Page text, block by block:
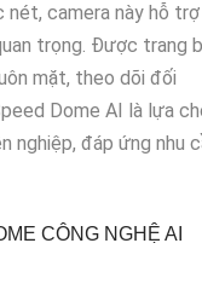
nét, camera này hỗ trợ
trọng. Được trang
mặt, theo dõi đối
Dome AI là lựa
nghiệp, đáp ứng nhu
CÔNG NGHỆ AI